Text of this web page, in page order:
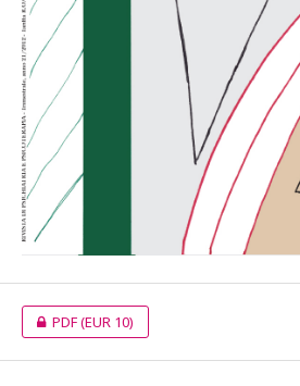
PDF(EUR 10)